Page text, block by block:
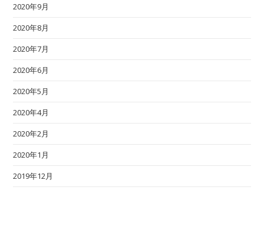
2020年9月
2020年8月
2020年7月
2020年6月
2020年5月
2020年4月
2020年2月
2020年1月
2019年12月